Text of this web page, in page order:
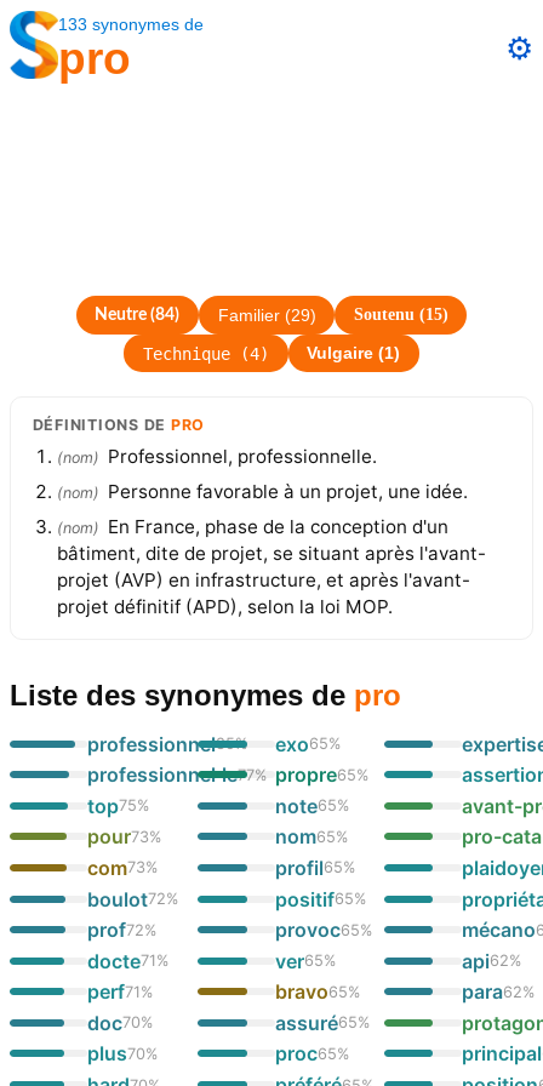
133 synonymes de
pro ⚙️
Neutre (84) Familier(29) Soutenu(15)
Technique(4) Vulgaire (1)
DÉFINITIONS DE PRO
(nom) Professionnel, professionnelle.
(nom) Personne favorable à un projet, une idée.
(nom) En France, phase de la conception d'un
bâtiment, dite de projet, se situant après l'avant-
projet (AVP) en infrastructure, et après l'avant-
projet définitif (APD), selon la loi MOP.
Liste des synonymes de pro
professionnel85%
professionnel·le77%
top75%
pour73%
com73%
boulot72%
prof72%
docte71 %
perf71 %
doc70%
plus70%
exo65%
propre65%
note65%
nom65%
profil65%
positif65%
provoc65%
ver65%
bravo65%
assuré65%
proc65%
avant-
pro-
mécano
api62%
para62%
principal